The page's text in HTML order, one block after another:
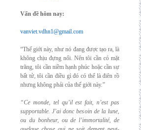
Vấn đề hôm nay:
vanviet.vdhn1@gmail.com
“Thế giới này, như nó đang được tạo ra, là
không chịu đựng nổi. Nên tôi cần có mặt
trăng, tôi cần niềm hạnh phúc hoặc cần sự
bất tử, tôi cần điều gì đó có thể là điên rồ
nhưng không phải của thế giới này.”
“Ce monde, tel qu’il est fait, n’est pas
supportable. J’ai donc besoin de la lune,
ou du bonheur, ou de l’immortalité, de